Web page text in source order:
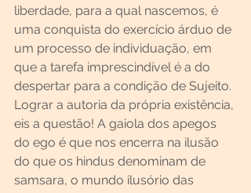
liberdade, para a qual nascemos, é
uma conquista do exercício árduo de
um processo de individuação, em
que a tarefa imprescindível é a do
despertar para a condição de Sujeito.
Lograr a autoria da própria existência,
eis a questão! A gaiola dos apegos
do ego é que nos encerra na ilusão
do que os hindus denominam de
samsara, o mundo ilusório das